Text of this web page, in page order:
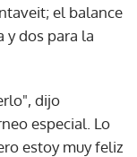
el balance
y dos para la
dijo
especial. Lo
estoy muy feliz